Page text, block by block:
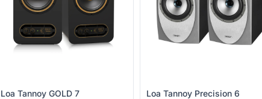
Loa Tannoy GOLD 7 Loa Tannoy Precision 6